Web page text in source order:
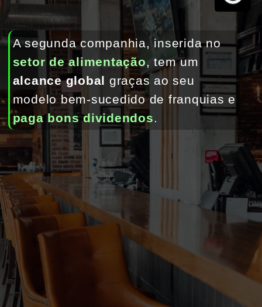
A segunda companhia, inserida no
setor de alimentação
alcance global graças ao seu
paga bons dividendos.